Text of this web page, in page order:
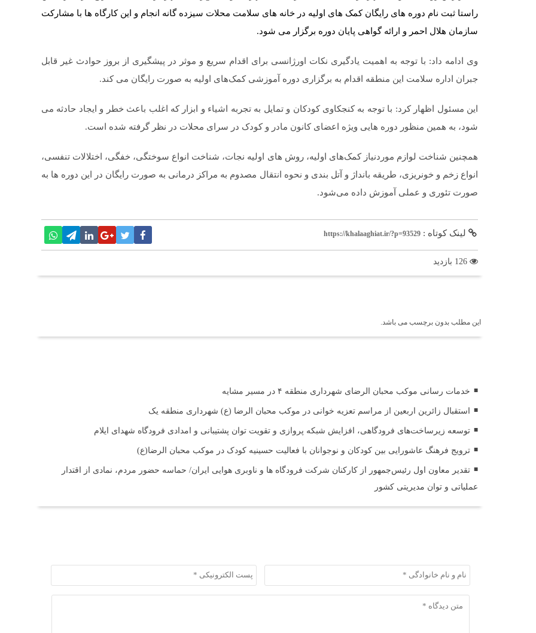
راستا ثبت نام دوره های رایگان کمک های اولیه در خانه های سلامت محلات سیزده گانه انجام و این کارگاه ها با مشارکت
سازمان هلال احمر و ارائه گواهی پایان دوره برگزار می شود.
وی ادامه داد: با توجه به اهمیت یادگیری نکات اورژانسی برای اقدام سریع و موثر در پیشگیری از بروز حوادث غیر قابل
جبران اداره سلامت این منطقه اقدام به برگزاری دوره آموزشی کمک‌های اولیه به صورت رایگان می کند.
این مسئول اظهار کرد: با توجه به کنجکاوی کودکان و تمایل به تجربه اشیاء و ابزار که اغلب باعث خطر و ایجاد حادثه می
شود، به همین منظور دوره هایی ویژه اعضای کانون مادر و کودک در سرای محلات در نظر گرفته شده است.
همچنین شناخت لوازم موردنیاز کمک‌های اولیه، روش های اولیه نجات، شناخت انواع سوختگی، خفگی، اختلالات تنفسی،
انواع زخم و خونریزی، طریقه بانداژ و آتل بندی و نحوه انتقال مصدوم به مراکز درمانی به صورت رایگان در این دوره ها به
صورت تئوری و عملی آموزش داده می‌شود.
لینک کوتاه : https://khalaaghiat.ir/?p=93529
این مطلب بدون برچسب می باشد.
خدمات رسانی موکب محبان الرضای شهرداری منطقه ۴ در مسیر مشایه
استقبال زائرین اربعین از مراسم تعزیه خوانی در موکب محبان الرضا (ع) شهرداری منطقه یک
توسعه زیرساخت‌های فرودگاهی، افزایش شبکه پروازی و تقویت توان پشتیبانی و امدادی فرودگاه شهدای ایلام
ترویج فرهنگ عاشورایی بین کودکان و نوجوانان با فعالیت حسینیه کودک در موکب محبان الرضا(ع)
تقدیر معاون اول رئیس‌جمهور از کارکنان شرکت فرودگاه ها و ناوبری هوایی ایران/ حماسه حضور مردم، نمادی از اقتدار
عملیاتی و توان مدیریتی کشور